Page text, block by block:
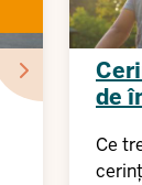
de
Ce